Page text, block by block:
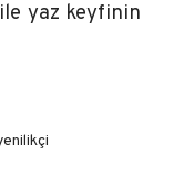
yaz keyfinin